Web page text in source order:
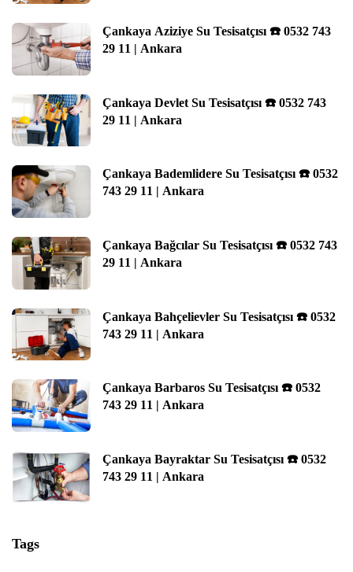
Çankaya Aziziye Su Tesisatçısı ☎️ 0532 743
29 11 | Ankara
Çankaya Devlet Su Tesisatçısı ☎️ 0532 743
29 11 | Ankara
Çankaya Bademlidere Su Tesisatçısı ☎️ 0532
743 29 11 | Ankara
Çankaya Bağcılar Su Tesisatçısı ☎️ 0532 743
29 11 | Ankara
Çankaya Bahçelievler Su Tesisatçısı ☎️ 0532
743 29 11 | Ankara
Çankaya Barbaros Su Tesisatçısı ☎️ 0532
743 29 11 | Ankara
Çankaya Bayraktar Su Tesisatçısı ☎️ 0532
743 29 11 | Ankara
Tags